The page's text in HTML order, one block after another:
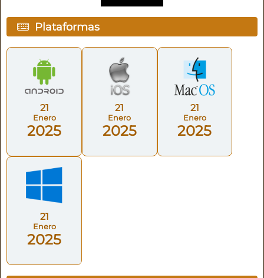
Plataformas
21
Enero
2025
21
Enero
2025
21
Enero
2025
21
Enero
2025